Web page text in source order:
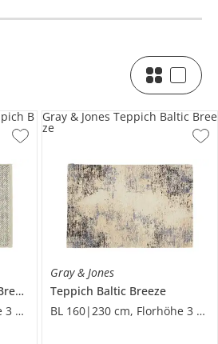
BL 160|230 cm, Florhöhe 3 cm
B
Gray & Jones
Teppich Baltic Breeze
BL 160|230 cm, Florhöhe 3 cm
Gray & Jones Teppich Baltic Bree
ze